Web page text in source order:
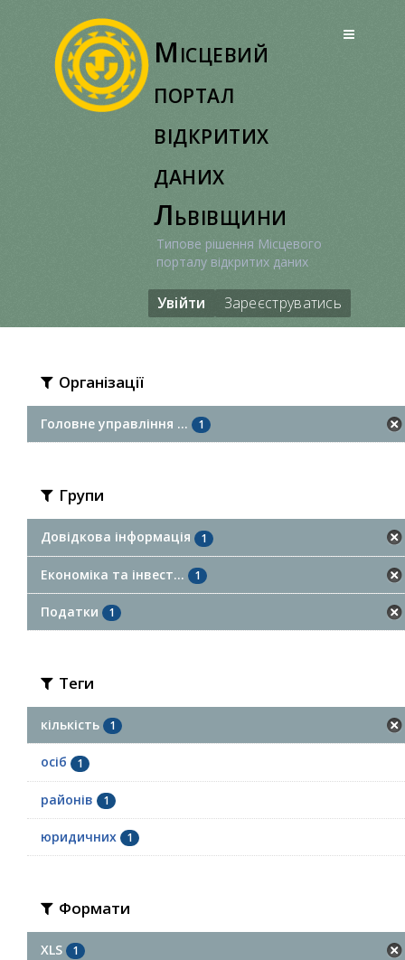
Місцевий
портал
відкритих
даних
Львівщини
Типове рішення Місцевого
порталу відкритих даних
Увійти Зареєструватись
Організації
Головне управління ... 1
Групи
Довідкова інформація 1
Економіка та інвест... 1
Податки 1
Теги
кількість 1
осіб 1
районів 1
юридичних 1
Формати
XLS 1